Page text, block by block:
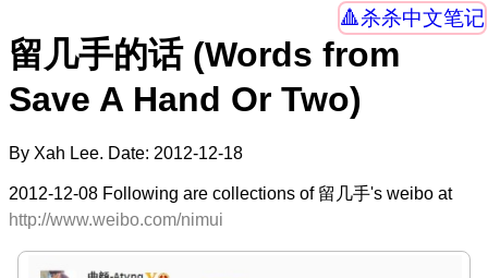
杀杀中文笔记
留几手的话 (Words from
Save A Hand Or Two)
By Xah Lee. Date: 2012-12-18
2012-12-08 Following are collections of 留几手's weibo at
http://www.weibo.com/nimui